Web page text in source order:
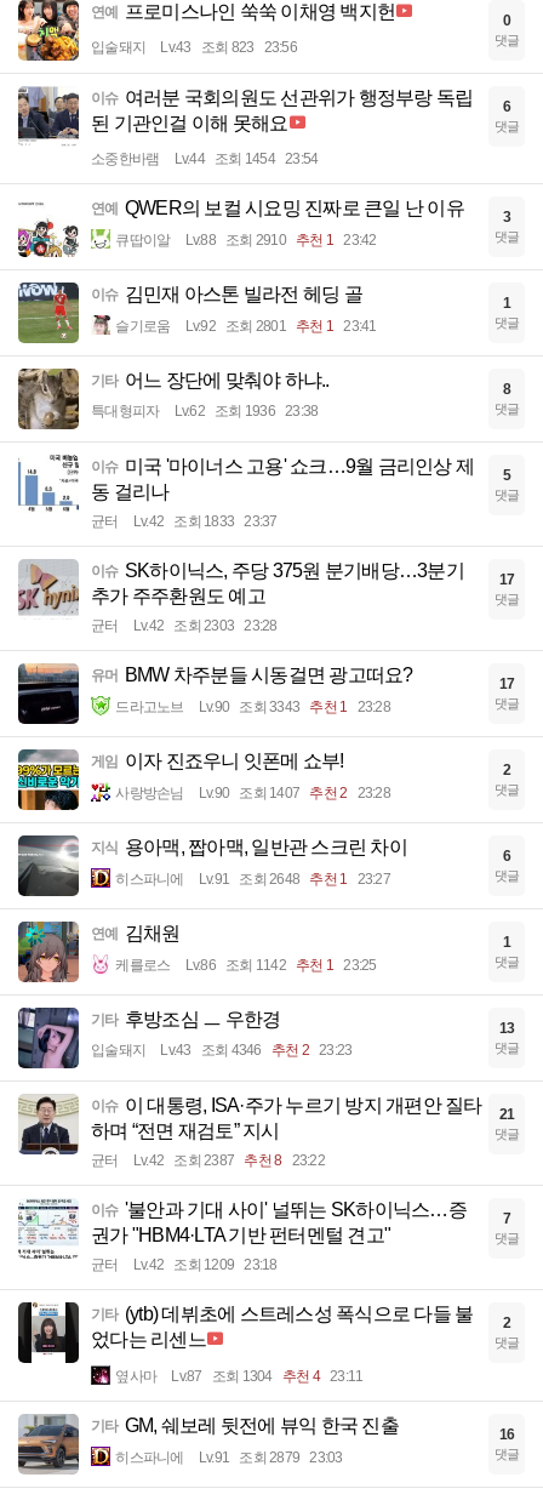
연예 프로미스나인 쑥쑥 이채영 백지헌
입술돼지 Lv.43 조회 823 23:56
0
댓글
이슈 여러분 국회의원도 선관위가 행정부랑 독립
된 기관인걸 이해 못해요
소중한바램 Lv.44 조회 1454 23:54
6
댓글
연예 QWER의 보컬 시요밍 진짜로 큰일 난 이유
큐땁이알 Lv.88 조회 2910 추천 1 23:42
3
댓글
이슈 김민재 아스톤 빌라전 헤딩 골
슬기로움 Lv.92 조회 2801 추천 1 23:41
1
댓글
기타 어느 장단에 맞춰야 하냐..
특대형피자 Lv.62 조회 1936 23:38
8
댓글
이슈 미국 '마이너스 고용' 쇼크…9월 금리인상 제
동 걸리나
균터 Lv.42 조회 1833 23:37
5
댓글
이슈 SK하이닉스, 주당 375원 분기배당…3분기
추가 주주환원도 예고
균터 Lv.42 조회 2303 23:28
17
댓글
유머 BMW 차주분들 시동걸면 광고떠요?
드라고노브 Lv.90 조회 3343 추천 1 23:28
17
댓글
게임 이자 진죠우니 잇폰메 쇼부!
사랑방손님 Lv.90 조회 1407 추천 2 23:28
2
댓글
지식 용아맥, 짭아맥, 일반관 스크린 차이
히스파니에 Lv.91 조회 2648 추천 1 23:27
6
댓글
연예 김채원
케를로스 Lv.86 조회 1142 추천 1 23:25
1
댓글
기타 후방조심 ㅡ 우한경
입술돼지 Lv.43 조회 4346 추천 2 23:23
13
댓글
이슈 이 대통령, ISA·주가 누르기 방지 개편안 질타
하며 “전면 재검토” 지시
균터 Lv.42 조회 2387 추천 8 23:22
21
댓글
이슈 '불안과 기대 사이' 널뛰는 SK하이닉스…증
권가 "HBM4·LTA 기반 펀터멘털 견고"
균터 Lv.42 조회 1209 23:18
7
댓글
기타 (ytb) 데뷔초에 스트레스성 폭식으로 다들 불
었다는 리센느
옆사마 Lv.87 조회 1304 추천 4 23:11
2
댓글
기타 GM, 쉐보레 뒷전에 뷰익 한국 진출
히스파니에 Lv.91 조회 2879 23:03
16
댓글